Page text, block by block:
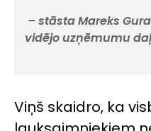
– stāsta Mareks
vidējo uzņēmumu
Viņš skaidro, ka